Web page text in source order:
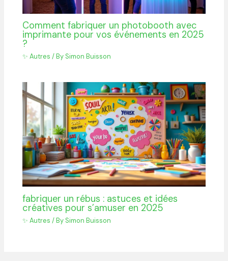
Comment fabriquer un photobooth avec
imprimante pour vos événements en 2025
?
✨ Autres / By Simon Buisson
fabriquer un rébus : astuces et idées
créatives pour s’amuser en 2025
✨ Autres / By Simon Buisson